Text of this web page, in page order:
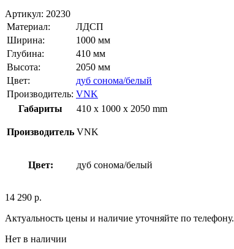
Артикул: 20230
Материал:
ЛДСП
Ширина:
1000 мм
Глубина:
410 мм
Высота:
2050 мм
Цвет:
дуб сонома/белый
Производитель: VNK
Габариты
410 x 1000 x 2050 mm
Производитель VNK
Цвет: дуб сонома/белый
14 290 р.
Актуальность цены и наличие уточняйте по телефону.
Нет в наличии